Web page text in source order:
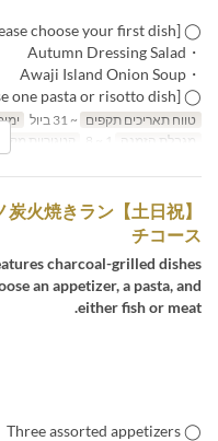
◯ [Please choose your first dish]
・Autumn Dressing Salad
・Awaji Island Onion Soup
◯ [Please choose one pasta or risotto dish]
טווח תאריכים תקפים ~ 31 ביול
מגבלת הזמנה
קטגוריית מקום
ノ炭火焼きラン
チコース
charcoal-grilled dishes
an appetizer, a pasta, and
either fish or meat.
◯ Three assorted appetizers